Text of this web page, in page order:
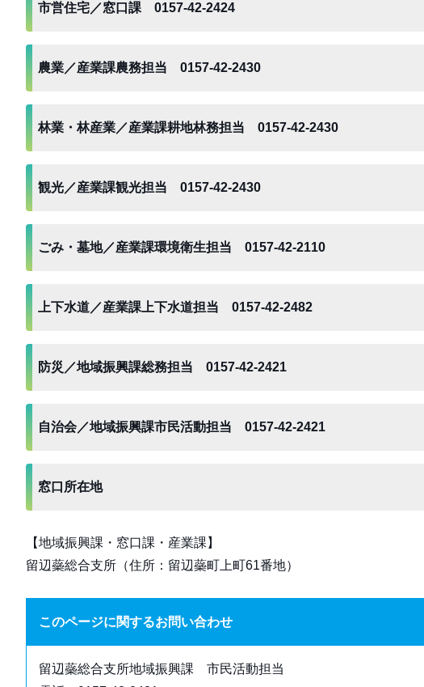
市営住宅／窓口課 0157-42-2424
農業／産業課農務担当 0157-42-2430
林業・林産業／産業課耕地林務担当 0157-42-2430
観光／産業課観光担当 0157-42-2430
ごみ・墓地／産業課環境衛生担当 0157-42-2110
上下水道／産業課上下水道担当 0157-42-2482
防災／地域振興課総務担当 0157-42-2421
自治会／地域振興課市民活動担当 0157-42-2421
窓口所在地
【地域振興課・窓口課・産業課】
留辺蘂総合支所（住所：留辺蘂町上町61番地）
このページに関するお問い合わせ
留辺蘂総合支所地域振興課 市民活動担当